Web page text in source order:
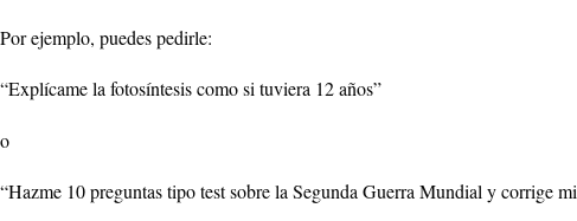
Por ejemplo, puedes pedirle:
“Explícame la fotosíntesis como si tuviera 12 años”
o
“Hazme 10 preguntas tipo test sobre la Segunda Guerra Mundial y corrige